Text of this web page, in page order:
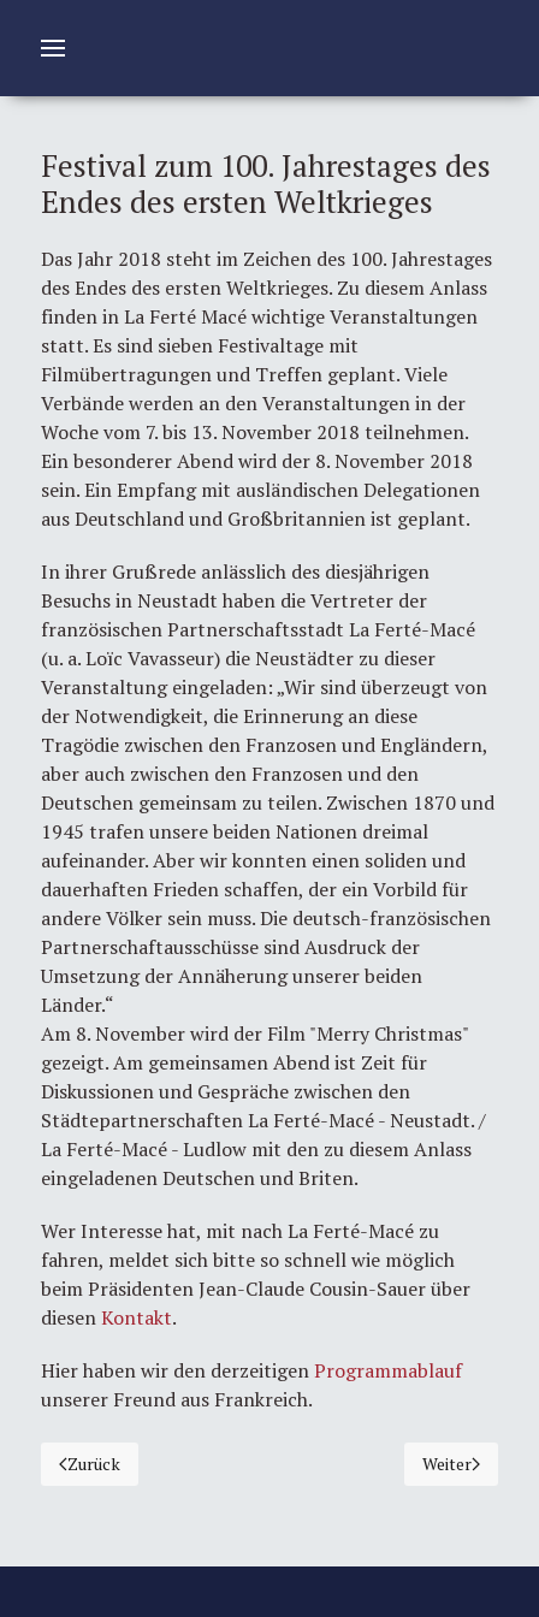
Festival zum 100. Jahrestages des
Endes des ersten Weltkrieges
Das Jahr 2018 steht im Zeichen des 100. Jahrestages
des Endes des ersten Weltkrieges. Zu diesem Anlass
finden in La Ferté Macé wichtige Veranstaltungen
statt. Es sind sieben Festivaltage mit
Filmübertragungen und Treffen geplant. Viele
Verbände werden an den Veranstaltungen in der
Woche vom 7. bis 13. November 2018 teilnehmen.
Ein besonderer Abend wird der 8. November 2018
sein. Ein Empfang mit ausländischen Delegationen
aus Deutschland und Großbritannien ist geplant.
In ihrer Grußrede anlässlich des diesjährigen
Besuchs in Neustadt haben die Vertreter der
französischen Partnerschaftsstadt La Ferté-Macé
(u. a. Loïc Vavasseur) die Neustädter zu dieser
Veranstaltung eingeladen: „Wir sind überzeugt von
der Notwendigkeit, die Erinnerung an diese
Tragödie zwischen den Franzosen und Engländern,
aber auch zwischen den Franzosen und den
Deutschen gemeinsam zu teilen. Zwischen 1870 und
1945 trafen unsere beiden Nationen dreimal
aufeinander. Aber wir konnten einen soliden und
dauerhaften Frieden schaffen, der ein Vorbild für
andere Völker sein muss. Die deutsch-französischen
Partnerschaftausschüsse sind Ausdruck der
Umsetzung der Annäherung unserer beiden
Länder.“
Am 8. November wird der Film "Merry Christmas"
gezeigt. Am gemeinsamen Abend ist Zeit für
Diskussionen und Gespräche zwischen den
Städtepartnerschaften La Ferté-Macé - Neustadt. /
La Ferté-Macé - Ludlow mit den zu diesem Anlass
eingeladenen Deutschen und Briten.
Wer Interesse hat, mit nach La Ferté-Macé zu
fahren, meldet sich bitte so schnell wie möglich
beim Präsidenten Jean-Claude Cousin-Sauer über
diesenKontakt.
Hier haben wir den derzeitigenProgrammablauf
unserer Freund aus Frankreich.
Vorheriger Beitrag: Le monument est installé
Zurück Nächster
Weiter